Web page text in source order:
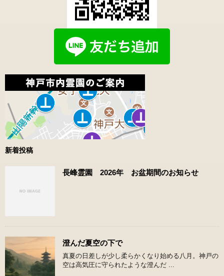
新着投稿
長峰霊園 2026年 お盆期間のお知らせ
澄んだ夏空の下で
真夏の日差しが少し柔らかくなり始める八月。神戸の
空は高気圧に守られたような澄んだ ...